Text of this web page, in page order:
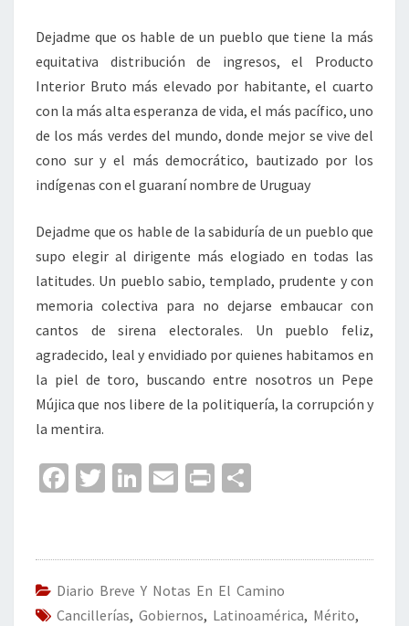
Dejadme que os hable de un pueblo que tiene la más
equitativa distribución de ingresos, el Producto
Interior Bruto más elevado por habitante, el cuarto
con la más alta esperanza de vida, el más pacífico, uno
de los más verdes del mundo, donde mejor se vive del
cono sur y el más democrático, bautizado por los
indígenas con el guaraní nombre de Uruguay
Dejadme que os hable de la sabiduría de un pueblo que
supo elegir al dirigente más elogiado en todas las
latitudes. Un pueblo sabio, templado, prudente y con
memoria colectiva para no dejarse embaucar con
cantos de sirena electorales. Un pueblo feliz,
agradecido, leal y envidiado por quienes habitamos en
la piel de toro, buscando entre nosotros un Pepe
Mújica que nos libere de la politiquería, la corrupción y
la mentira.
Fa
o
o
T
er
Li
dI
n
E
l
Pr
p
ar
Diario Breve Y Notas En El Camino
Cancillerías, Gobiernos, Latinoamérica, Mérito,